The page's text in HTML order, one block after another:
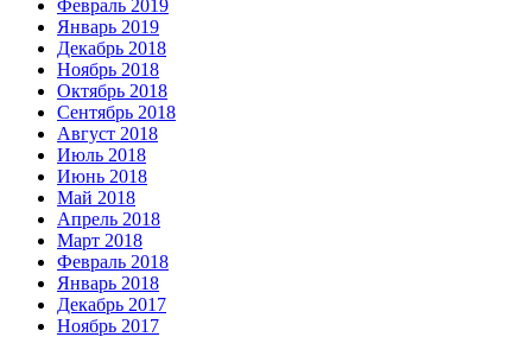
Февраль 2019
Январь 2019
Декабрь 2018
Ноябрь 2018
Октябрь 2018
Сентябрь 2018
Август 2018
Июль 2018
Июнь 2018
Май 2018
Апрель 2018
Март 2018
Февраль 2018
Январь 2018
Декабрь 2017
Ноябрь 2017